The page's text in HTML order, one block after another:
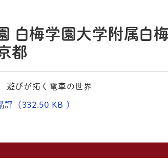
園 白梅学園大学附属白
都
遊びが拓く電車の世界
評（332.50 KB ）